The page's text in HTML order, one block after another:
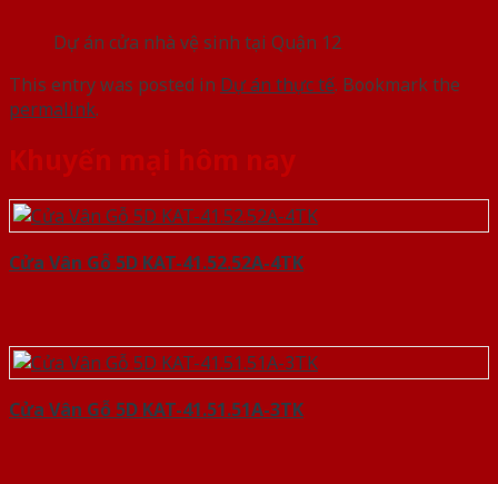
Dự án cửa nhà vệ sinh tại Quận 12
This entry was posted in Dự án thực tế. Bookmark the
permalink.
Khuyến mại hôm nay
Cửa Vân Gỗ 5D KAT-41.52.52A-4TK
Cửa Vân Gỗ 5D KAT-41.51.51A-3TK